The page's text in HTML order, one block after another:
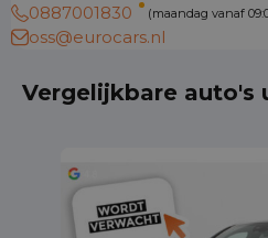
0887001830
(maandag vanaf
oss@eurocars.nl
Vergelijkbare auto's